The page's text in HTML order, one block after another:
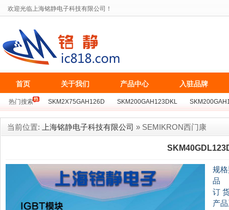
欢迎光临上海铭静电子科技有限公司！
首页 关于我们 产品中心 入驻品牌
热门搜索 SKM2X75GAH126D SKM200GAH123DKL
当前位置: 上海铭静电子科技有限公司 » SEMIKRON西门康
规
品
订
产